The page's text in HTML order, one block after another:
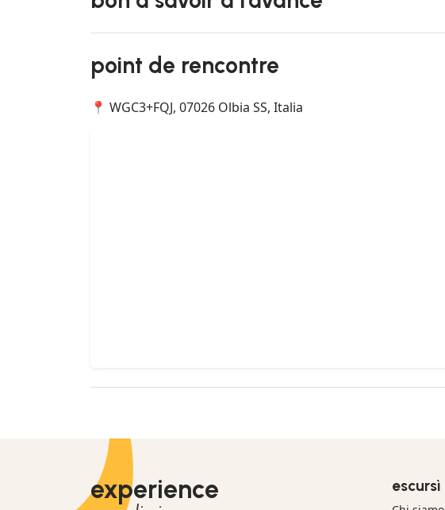
point de rencontre
📍 WGC3+FQJ, 07026 Olbia SS, Italia
experience
escursì